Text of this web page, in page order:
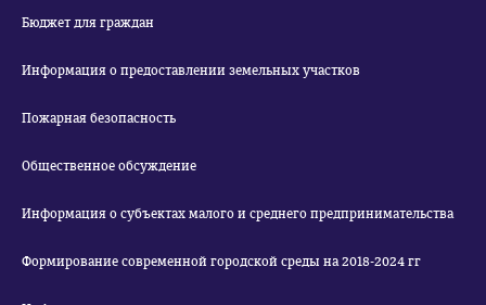
Бюджет для граждан
Информация о предоставлении земельных участков
Пожарная безопасность
Общественное обсуждение
Информация о субъектах малого и среднего предпринимательства
Формирование современной городской среды на 2018-2024 гг